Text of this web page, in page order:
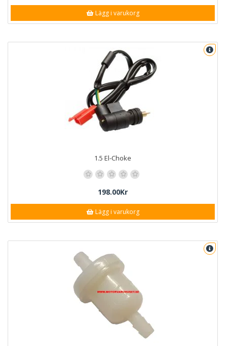
Lägg i varukorg
1.5 El-Choke
198.00Kr
Lägg i varukorg